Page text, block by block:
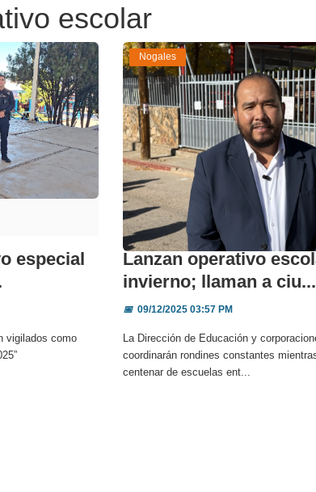
escolar
especial
vigilados como
Nogales
Lanzan operativo
invierno; llaman a ciu...
📅09/12/2025 03:57 PM
La Dirección de Educación y
coordinarán rondines constantes
centenar de escuelas ent...